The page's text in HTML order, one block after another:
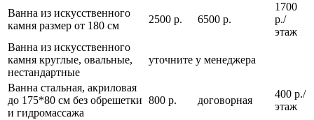
Ванна из искусственного
камня размер от 180 см
2500 р. 6500 р.
1700
р./
этаж
Ванна из искусственного
камня круглые, овальные,
нестандартные
уточните у менеджера
Ванна стальная, акриловая
до 175*80 см без обрешетки
и гидромассажа
800 р. договорная
400 р./
этаж